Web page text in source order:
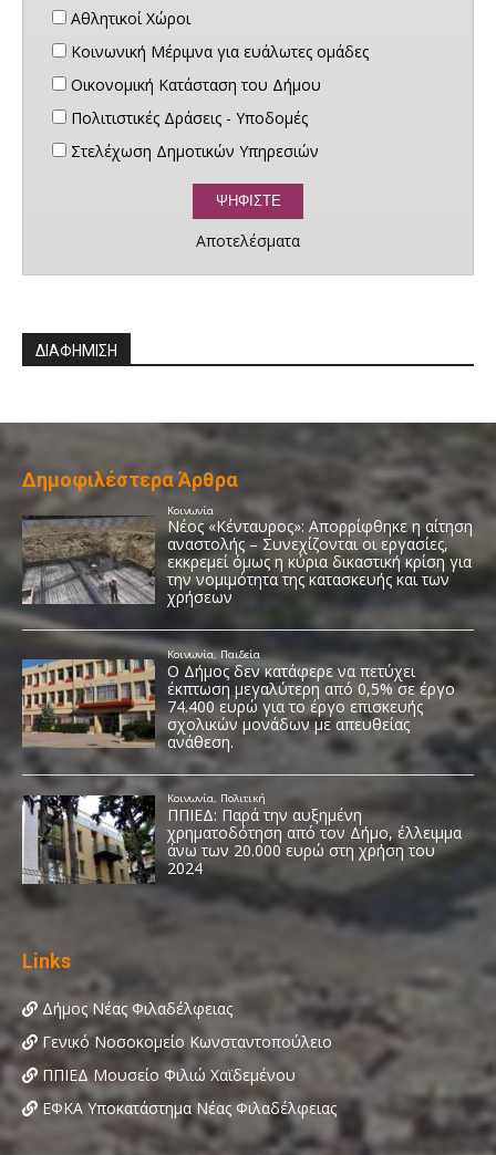
Αθλητικοί Χώροι
Κοινωνική Μέριμνα για ευάλωτες ομάδες
Οικονομική Κατάσταση του Δήμου
Πολιτιστικές Δράσεις - Υποδομές
Στελέχωση Δημοτικών Υπηρεσιών
Αποτελέσματα
ΔΙΑΦΗΜΙΣΗ
Δημοφιλέστερα Άρθρα
Links
Δήμος Νέας Φιλαδέλφειας
Γενικό Νοσοκομείο Κωνσταντοπούλειο
ΠΠΙΕΔ Μουσείο Φιλιώ Χαϊδεμένου
ΕΦΚΑ Υποκατάστημα Νέας Φιλαδέλφειας